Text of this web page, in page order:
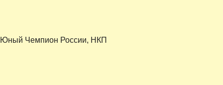
Юный Чемпион России, НКП